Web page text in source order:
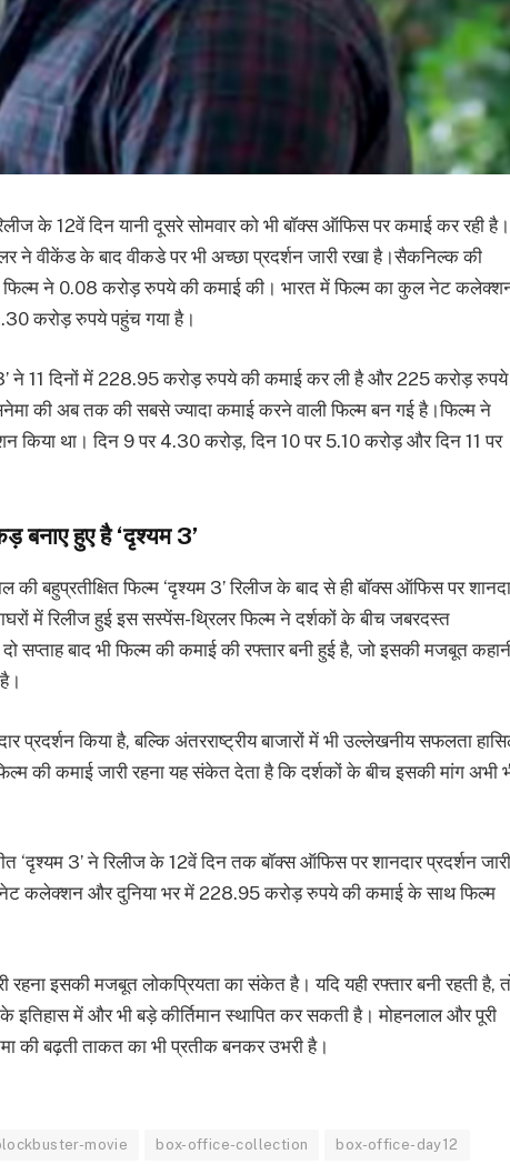
के 12वें दिन यानी दूसरे सोमवार को भी बॉक्स ऑफिस पर कमाई कर रही है।
ने वीकेंड के बाद वीकडे पर भी अच्छा प्रदर्शन जारी रखा है।सैकनिल्क की
फिल्म ने 0.08 करोड़ रुपये की कमाई की। भारत में फिल्म का कुल नेट
करोड़ रुपये पहुंच गया है।
ने 11 दिनों में 228.95 करोड़ रुपये की कमाई कर ली है और 225 करोड़ रुपये
की अब तक की सबसे ज्यादा कमाई करने वाली फिल्म बन गई है।फिल्म ने
था। दिन 9 पर 4.30 करोड़, दिन 10 पर 5.10 करोड़ और दिन 11 पर
बनाए हुए है ‘दृश्यम 3’
बहुप्रतीक्षित फिल्म ‘दृश्यम 3’ रिलीज के बाद से ही बॉक्स ऑफिस पर
में रिलीज हुई इस सस्पेंस-थ्रिलर फिल्म ने दर्शकों के बीच जबरदस्त
सप्ताह बाद भी फिल्म की कमाई की रफ्तार बनी हुई है, जो इसकी मजबूत
किया है, बल्कि अंतरराष्ट्रीय बाजारों में भी उल्लेखनीय सफलता
की कमाई जारी रहना यह संकेत देता है कि दर्शकों के बीच इसकी मांग अभी
‘दृश्यम 3’ ने रिलीज के 12वें दिन तक बॉक्स ऑफिस पर शानदार प्रदर्शन जारी
कलेक्शन और दुनिया भर में 228.95 करोड़ रुपये की कमाई के साथ फिल्म
रहना इसकी मजबूत लोकप्रियता का संकेत है। यदि यही रफ्तार बनी रहती है,
इतिहास में और भी बड़े कीर्तिमान स्थापित कर सकती है। मोहनलाल और पूरी
की बढ़ती ताकत का भी प्रतीक बनकर उभरी है।
movie box-office-collection box-office-day12